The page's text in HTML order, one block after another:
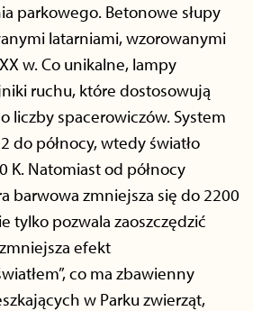
parkowego. Betonowe słupy
latarniami, wzorowanymi
w. Co unikalne, lampy
ruchu, które dostosowują
liczby spacerowiczów. System
do północy, wtedy światło
K. Natomiast od północy
barwowa zmniejsza się do 2200
tylko pozwala zaoszczędzić
efekt
co ma zbawienny
w Parku zwierząt,